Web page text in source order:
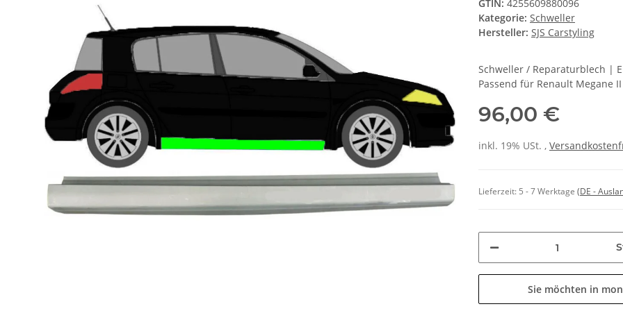
GTIN: 4255609880096
Kategorie: Schweller
Hersteller: SJS Carstyling
Schweller / Reparaturblech |
Passend für Renault Megane
96,00 €
inkl. 19% USt. ,
Lieferzeit: 5 - 7 Werktage (DE -
Sie möchten in